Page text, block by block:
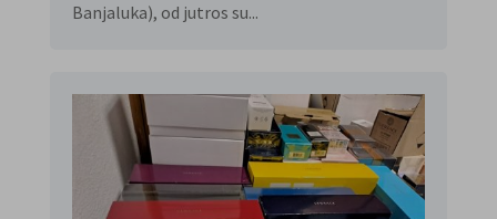
Banjaluka), od jutros su...